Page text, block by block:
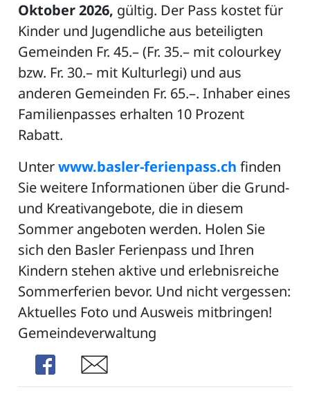
Oktober2026, gültig. Der Pass kostet für
Kinder und Jugendliche aus beteiligten
Gemeinden Fr. 45.– (Fr. 35.– mit colourkey
bzw. Fr. 30.– mit Kulturlegi) und aus
anderen Gemeinden Fr. 65.–. Inhaber eines
Familienpasses erhalten 10 Prozent
Rabatt.
Unterwww.basler-ferienpass.ch finden
Sie weitere Informationen über die Grund-
und Kreativangebote, die in diesem
Sommer angeboten werden. Holen Sie
sich den Basler Ferienpass und Ihren
Kindern stehen aktive und erlebnisreiche
Sommerferien bevor. Und nicht vergessen:
Aktuelles Foto und Ausweis mitbringen!
Gemeindeverwaltung
Share
Share